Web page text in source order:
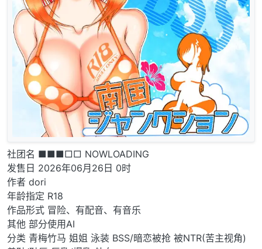
社团名 ■■■□□ NOWLOADING
发售日 2026年06月26日 0时
作者 dori
年龄指定 R18
作品形式 冒险、有配音、有音乐
其他 部分使用AI
分类 青梅竹马 姐姐 泳装 BSS/暗恋被抢 被NTR(苦主视角)